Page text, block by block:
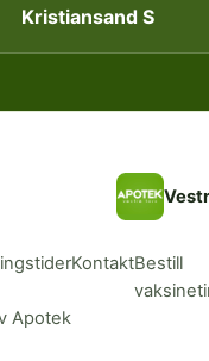
Kristiansand S
KontaktBestill
Apotek